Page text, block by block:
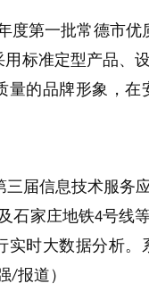
度第一批常德市优
标准定型产品、
的品牌形象，
三届信息技术服务
石家庄地铁4号线
时大数据分析
/报道）